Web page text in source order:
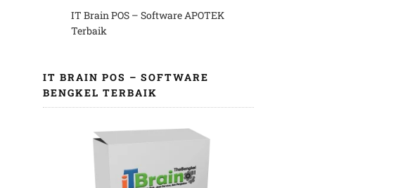
IT Brain POS – Software APOTEK
Terbaik
IT BRAIN POS – SOFTWARE
BENGKEL TERBAIK